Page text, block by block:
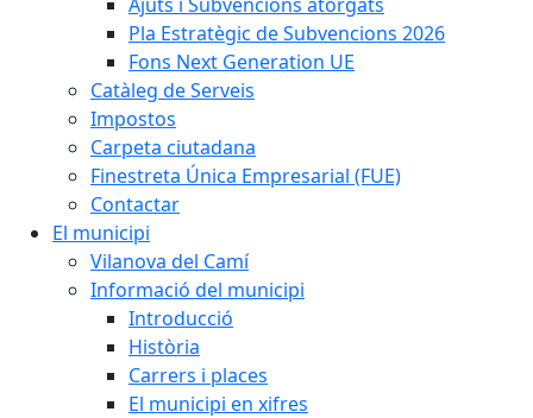
Pla Estratègic de Subvencions 2026
Fons Next Generation UE
Catàleg de Serveis
Impostos
Carpeta ciutadana
Finestreta Única Empresarial (FUE)
Contactar
El municipi
Vilanova del Camí
Informació del municipi
Introducció
Història
Carrers i places
El municipi en xifres